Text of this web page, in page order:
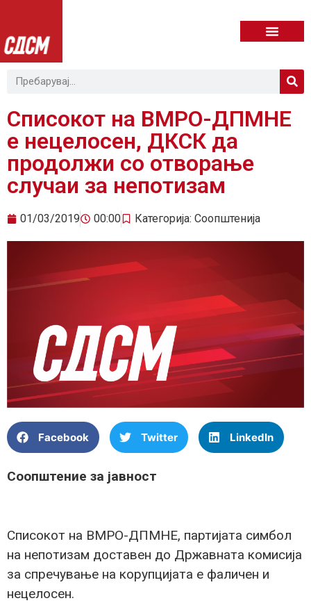
Списокот на ВМРО-ДПМНЕ
е нецелосен, ДКСК да
продолжи со отворање
случаи за непотизам
01/03/2019 00:00 Категорија: Соопштенија
Facebook Twitter LinkedIn
Соопштение за јавност
Списокот на ВМРО-ДПМНЕ, партијата симбол
на непотизам доставен до Државната комисија
за спречување на корупцијата е фаличен и
нецелосен.